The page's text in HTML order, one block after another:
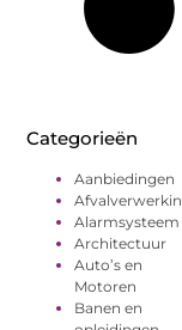
Categorieën
Aanbiedingen
Alarmsysteem
Architectuur
Auto’s en
Motoren
Banen en